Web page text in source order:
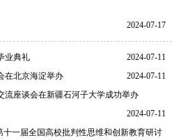
2024-07-17
业典礼
2024-07-11
在北京海淀举办
2024-07-11
流座谈会在新疆石河子大学成功举办
2024-07-11
一届全国高校批判性思维和创新教育研讨